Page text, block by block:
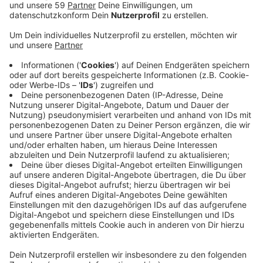
Dabei hat sich Neuss Marketing zusammen mit
niederländischen Partnern für ein EU-Programm
beworben. Auf der Strecke soll es dann verschiedene
Punkte zur Geschichte der Hanse geben. Am Dienstag
(21.05) ist dazu eine niederländische Delegation zu
Gast in Neuss. An dem Projekt zur
grenzüberschreitenden Zusammenarbeit nehmen aus
Deutschland auch die Städte Emmerich, Kalkar und
Wesel teil. Auf niederländischer Seite sind zehn
Städte mit im Boot. Das Projekt wird von der
Europäischen Union gefördert und kostet insgesamt
2,4 Millionen Euro. Die Stadt Neuss beteiligt sich mit
15.000 Euro. Ein Ziel der Maßnahme ist es, mehr
niederländische Touristen nach Neuss zu locken, sagt
ein Sprecher von Neuss Marketing. Im Jahr 2022
richtet Neuss den Hansetag aus.